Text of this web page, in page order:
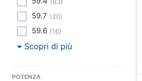
59.7 (20)
59.6 (16)
Scopri di più
POTENZA